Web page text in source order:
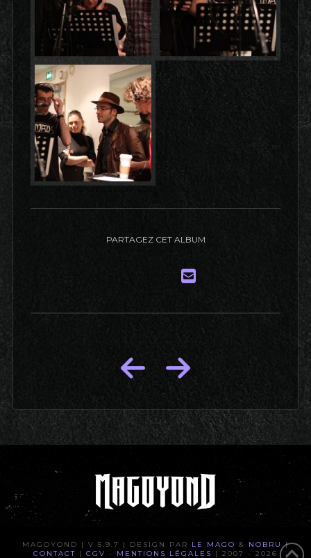
PARTAGEZ CET ALBUM
MAGOYOND | V 5.9.7 | DESIGN PAR LE MAGO & NOBRU |
CONTACT | CGV - MENTIONS LÉGALES | 2007 - 2026